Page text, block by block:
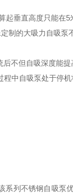
垂直高度只能在
制的大吸力自吸
不但自吸深度能
中自吸泵处于停
列不锈钢自吸泵